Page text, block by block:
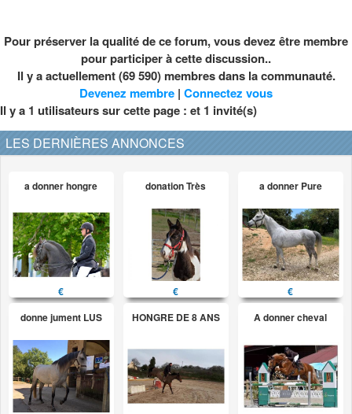
Pour préserver la qualité de ce forum, vous devez être membre
pour participer à cette discussion..
Il y a actuellement (69 590) membres dans la communauté.
Devenez membre | Connectez vous
Il y a 1 utilisateurs sur cette page : et 1 invité(s)
LES DERNIÈRES ANNONCES
a donner hongre
€
donation Très
€
a donner Pure
€
donne jument LUS
HONGRE DE 8 ANS A donner cheval